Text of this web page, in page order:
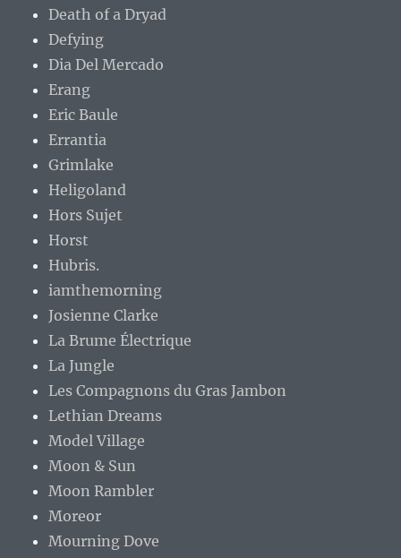
Death of a Dryad
Defying
Dia Del Mercado
Erang
Eric Baule
Errantia
Grimlake
Heligoland
Hors Sujet
Horst
Hubris.
iamthemorning
Josienne Clarke
La Brume Électrique
La Jungle
Les Compagnons du Gras Jambon
Lethian Dreams
Model Village
Moon & Sun
Moon Rambler
Moreor
Mourning Dove